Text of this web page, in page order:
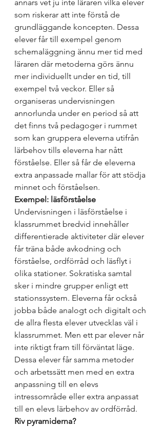
annars vet ju inte läraren vilka elever
som riskerar att inte förstå de
grundläggande koncepten. Dessa
elever får till exempel genom
schemaläggning ännu mer tid med
läraren där metoderna görs ännu
mer individuellt under en tid, till
exempel två veckor. Eller så
organiseras undervisningen
annorlunda under en period så att
det finns två pedagoger i rummet
som kan gruppera eleverna utifrån
lärbehov tills eleverna har nått
förståelse. Eller så får de eleverna
extra anpassade mallar för att stödja
minnet och förståelsen.
Exempel: läsförståelse
Undervisningen i läsförståelse i
klassrummet bredvid innehåller
differentierade aktiviteter där elever
får träna både avkodning och
förståelse, ordförråd och läsflyt i
olika stationer. Sokratiska samtal
sker i mindre grupper enligt ett
stationssystem. Eleverna får också
jobba både analogt och digitalt och
de allra flesta elever utvecklas väl i
klassrummet. Men ett par elever når
inte riktigt fram till förväntat läge.
Dessa elever får samma metoder
och arbetssätt men med en extra
anpassning till en elevs
intressområde eller extra anpassat
till en elevs lärbehov av ordförråd.
Riv pyramiderna?